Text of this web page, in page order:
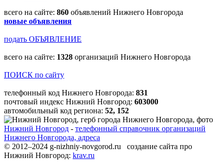
всего на сайте: 860 объявлений Нижнего Новгорода
новые объявления
подать ОБЪЯВЛЕНИЕ
всего на сайте: 1328 организаций Нижнего Новгорода
ПОИСК по сайту
телефонный код Нижнего Новгорода: 831
почтовый индекс Нижний Новгород: 603000
автомобильный код региона: 52, 152
Нижний Новгород - телефонный справочник организаций
Нижнего Новгорода, адреса
© 2012–2024 g-nizhniy-novgorod.ru создание сайта про
Нижний Новгород: krav.ru